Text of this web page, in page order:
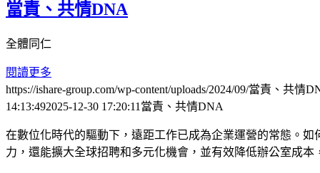
當責、共情DNA
全體同仁
閱讀更多
https://ishare-group.com/wp-content/uploads/2024/09/當責、共情
14:13:492025-12-30 17:20:11 當責、共情DNA
在數位化時代的驅動下，遠距工作已成為企業運營的常態。
力，還能擴大全球招聘和多元化機會，並有效降低辦公室成